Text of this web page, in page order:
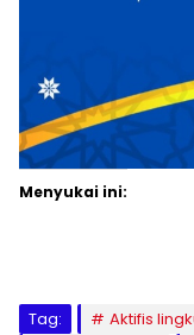
Menyukai ini:
Tag: Aktifis